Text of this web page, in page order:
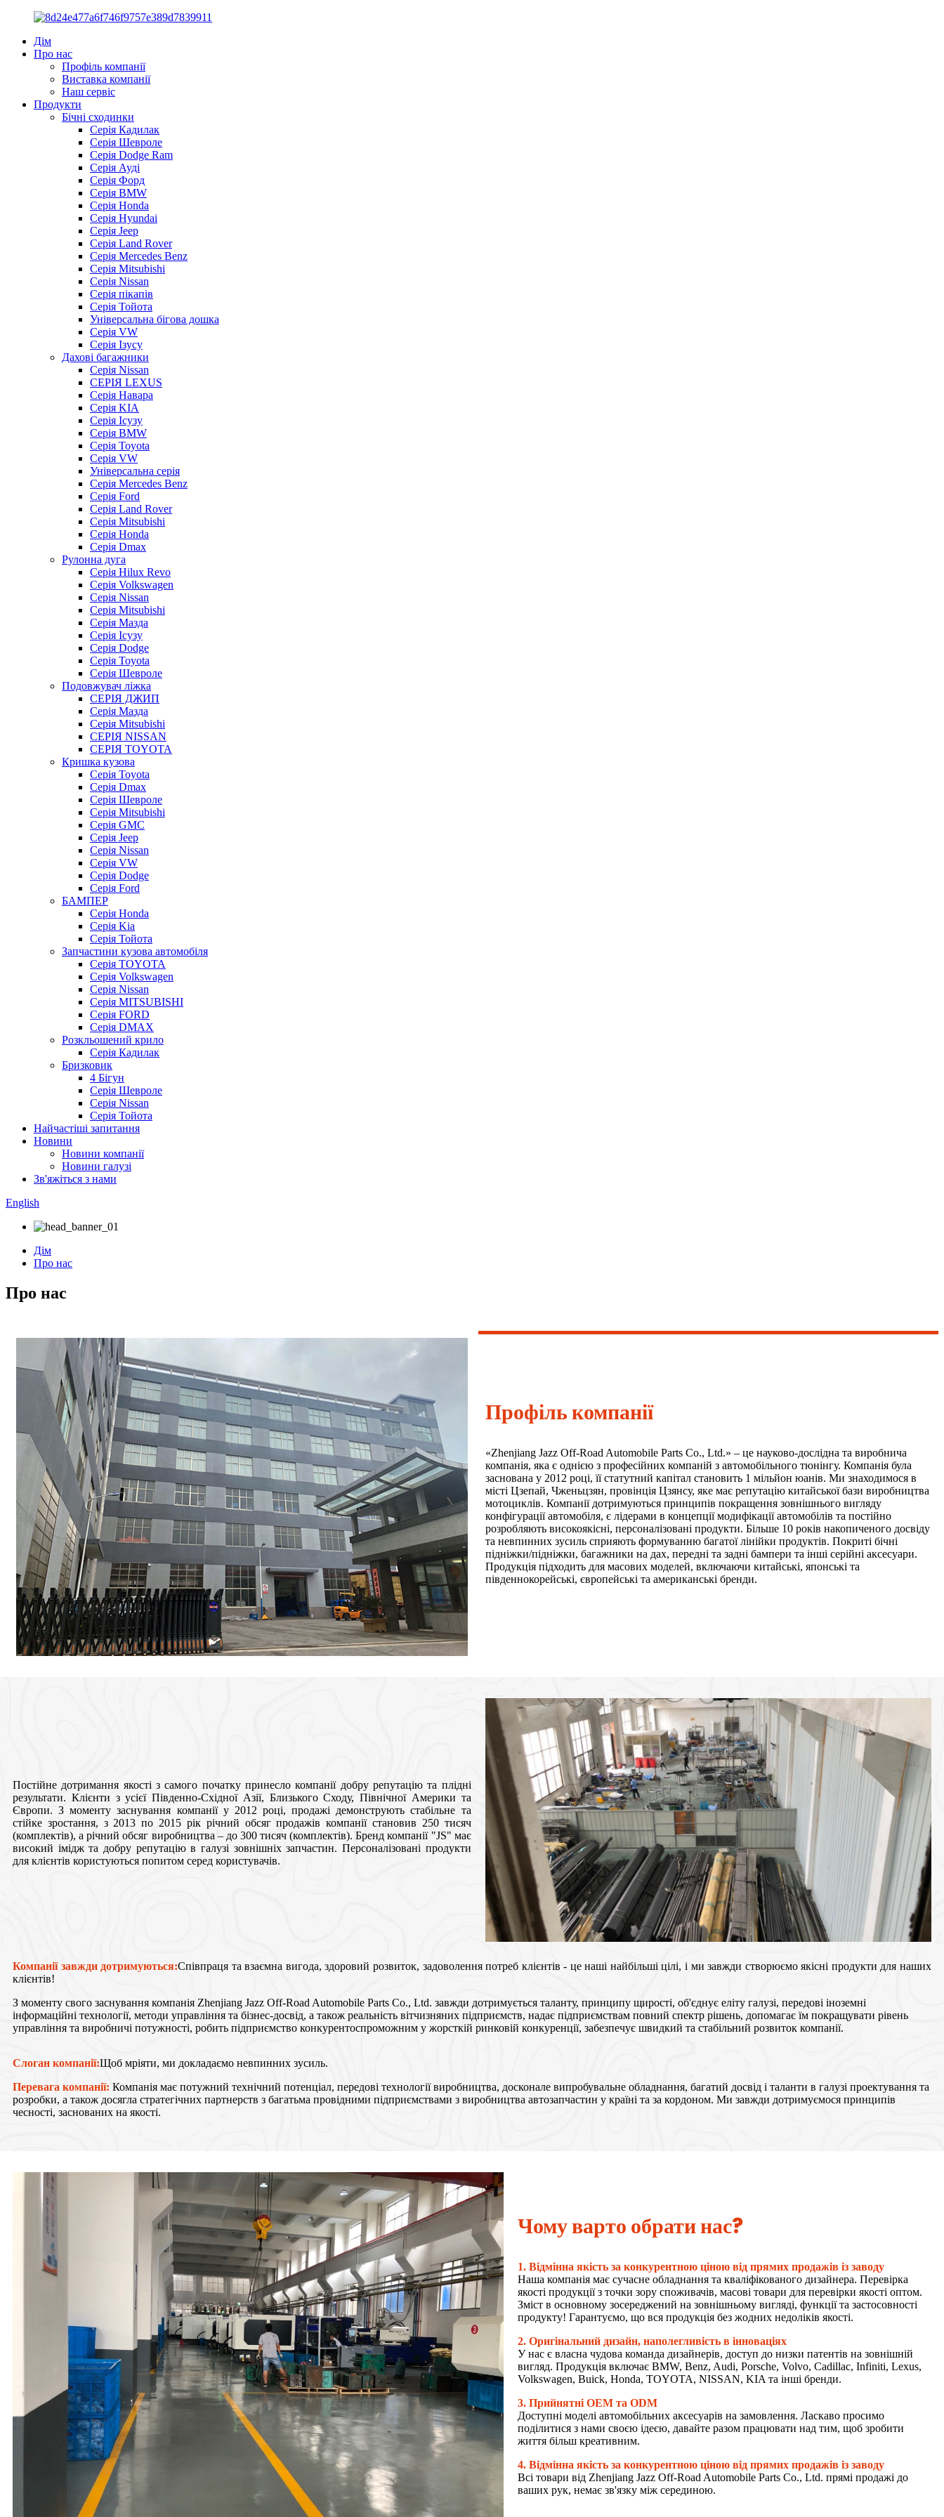
Дім
Про нас
Профіль компанії
Виставка компанії
Наш сервіс
Продукти
Бічні сходинки
Серія Кадилак
Серія Шевроле
Серія Dodge Ram
Серія Ауді
Серія Форд
Серія BMW
Серія Honda
Серія Hyundai
Серія Jeep
Серія Land Rover
Серія Mercedes Benz
Серія Mitsubishi
Серія Nissan
Серія пікапів
Серія Тойота
Універсальна бігова дошка
Серія VW
Серія Ізусу
Дахові багажники
Серія Nissan
СЕРІЯ LEXUS
Серія Навара
Серія KIA
Серія Ісузу
Серія BMW
Серія Toyota
Серія VW
Універсальна серія
Серія Mercedes Benz
Серія Ford
Серія Land Rover
Серія Mitsubishi
Серія Honda
Серія Dmax
Рулонна дуга
Серія Hilux Revo
Серія Volkswagen
Серія Nissan
Серія Mitsubishi
Серія Мазда
Серія Ісузу
Серія Dodge
Серія Toyota
Серія Шевроле
Подовжувач ліжка
СЕРІЯ ДЖИП
Серія Мазда
Серія Mitsubishi
СЕРІЯ NISSAN
СЕРІЯ TOYOTA
Кришка кузова
Серія Toyota
Серія Dmax
Серія Шевроле
Серія Mitsubishi
Серія GMC
Серія Jeep
Серія Nissan
Серія VW
Серія Dodge
Серія Ford
БАМПЕР
Серія Honda
Серія Kia
Серія Тойота
Запчастини кузова автомобіля
Серія TOYOTA
Серія Volkswagen
Серія Nissan
Серія MITSUBISHI
Серія FORD
Серія DMAX
Розкльошений крило
Серія Кадилак
Бризковик
4 Бігун
Серія Шевроле
Серія Nissan
Серія Тойота
Найчастіші запитання
Новини
Новини компанії
Новини галузі
Зв'яжіться з нами
English
Дім
Про нас
Про нас
Профіль компанії
«Zhenjiang Jazz Off-Road Automobile Parts Co., Ltd.» – це науково-дослідна та виробнича
компанія, яка є однією з професійних компаній з автомобільного тюнінгу. Компанія була
заснована у 2012 році, її статутний капітал становить 1 мільйон юанів. Ми знаходимося в
місті Цзепай, Чженьцзян, провінція Цзянсу, яке має репутацію китайської бази виробництва
мотоциклів. Компанії дотримуються принципів покращення зовнішнього вигляду
конфігурації автомобіля, є лідерами в концепції модифікації автомобілів та постійно
розробляють високоякісні, персоналізовані продукти. Більше 10 років накопиченого досвіду
та невпинних зусиль сприяють формуванню багатої лінійки продуктів. Покриті бічні
підніжки/підніжки, багажники на дах, передні та задні бампери та інші серійні аксесуари.
Продукція підходить для масових моделей, включаючи китайські, японські та
південнокорейські, європейські та американські бренди.
Постійне дотримання якості з самого початку принесло компанії добру репутацію та плідні
результати. Клієнти з усієї Південно-Східної Азії, Близького Сходу, Північної Америки та
Європи. З моменту заснування компанії у 2012 році, продажі демонструють стабільне та
стійке зростання, з 2013 по 2015 рік річний обсяг продажів компанії становив 250 тисяч
(комплектів), а річний обсяг виробництва – до 300 тисяч (комплектів). Бренд компанії "JS" має
високий імідж та добру репутацію в галузі зовнішніх запчастин. Персоналізовані продукти
для клієнтів користуються попитом серед користувачів.
Компанії завжди дотримуються:Співпраця та взаємна вигода, здоровий розвиток, задоволення потреб клієнтів - це наші найбільші цілі, і ми завжди створюємо якісні продукти для наших
клієнтів!
З моменту свого заснування компанія Zhenjiang Jazz Off-Road Automobile Parts Co., Ltd. завжди дотримується таланту, принципу щирості, об'єднує еліту галузі, передові іноземні
інформаційні технології, методи управління та бізнес-досвід, а також реальність вітчизняних підприємств, надає підприємствам повний спектр рішень, допомагає їм покращувати рівень
управління та виробничі потужності, робить підприємство конкурентоспроможним у жорсткій ринковій конкуренції, забезпечує швидкий та стабільний розвиток компанії.
Слоган компанії:Щоб мріяти, ми докладаємо невпинних зусиль.
Перевага компанії: Компанія має потужний технічний потенціал, передові технології виробництва, досконале випробувальне обладнання, багатий досвід і таланти в галузі проектування та
розробки, а також досягла стратегічних партнерств з багатьма провідними підприємствами з виробництва автозапчастин у країні та за кордоном. Ми завжди дотримуємося принципів
чесності, заснованих на якості.
Чому варто обрати нас?
1. Відмінна якість за конкурентною ціною від прямих продажів із заводу
Наша компанія має сучасне обладнання та кваліфікованого дизайнера. Перевірка
якості продукції з точки зору споживачів, масові товари для перевірки якості оптом.
Зміст в основному зосереджений на зовнішньому вигляді, функції та застосовності
продукту! Гарантуємо, що вся продукція без жодних недоліків якості.
2. Оригінальний дизайн, наполегливість в інноваціях
У нас є власна чудова команда дизайнерів, доступ до низки патентів на зовнішній
вигляд. Продукція включає BMW, Benz, Audi, Porsche, Volvo, Cadillac, Infiniti, Lexus,
Volkswagen, Buick, Honda, TOYOTA, NISSAN, KIA та інші бренди.
3. Прийнятні OEM та ODM
Доступні моделі автомобільних аксесуарів на замовлення. Ласкаво просимо
поділитися з нами своєю ідеєю, давайте разом працювати над тим, щоб зробити
життя більш креативним.
4. Відмінна якість за конкурентною ціною від прямих продажів із заводу
Всі товари від Zhenjiang Jazz Off-Road Automobile Parts Co., Ltd. прямі продажі до
ваших рук, немає зв'язку між серединою.